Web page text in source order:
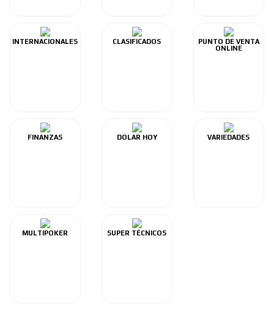
INTERNACIONALES CLASIFICADOS
PUNTO DE VENTA
ONLINE
FINANZAS DOLAR HOY VARIEDADES
MULTIPOKER SUPER TÉCNICOS